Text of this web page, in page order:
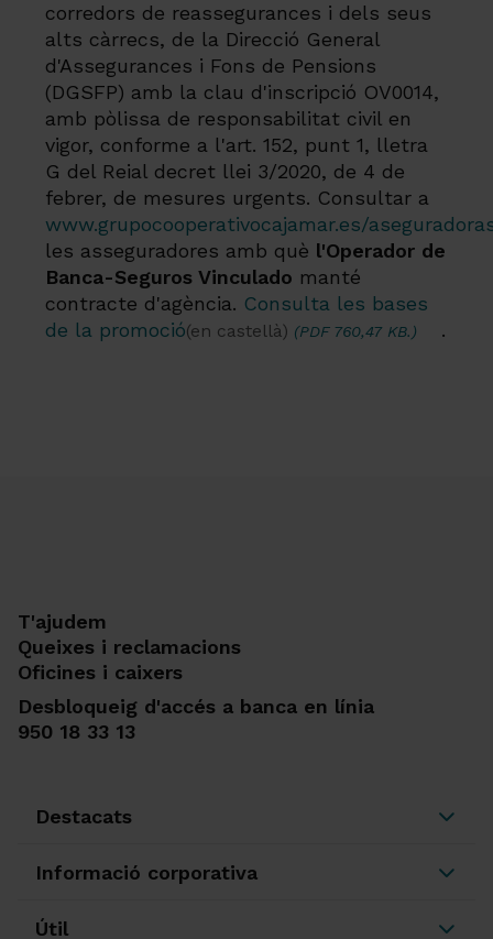
corredors de reassegurances i dels seus
alts càrrecs, de la Direcció General
d'Assegurances i Fons de Pensions
(DGSFP) amb la clau d'inscripció OV0014,
amb pòlissa de responsabilitat civil en
vigor, conforme a l'art. 152, punt 1, lletra
G del Reial decret llei 3/2020, de 4 de
febrer, de mesures urgents. Consultar a
www.grupocooperativocajamar.es/
les asseguradores amb què l'Operador de
Banca-Seguros Vinculado manté
contracte d'agència. Consulta les bases
de la promoció(en castellà) (PDF 760,47 KB.) .
T'ajudem
Queixes i reclamacions
Oficines i caixers
Desbloqueig d'accés a banca en línia
950 18 33 13
Destacats
Informació corporativa
Útil